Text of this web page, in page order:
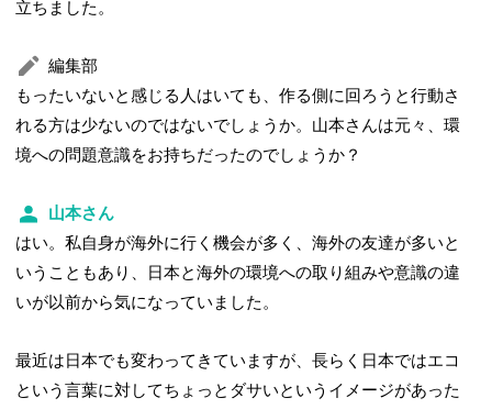
立ちました。
編集部
もったいないと感じる人はいても、作る側に回ろうと行動さ
れる方は少ないのではないでしょうか。山本さんは元々、環
境への問題意識をお持ちだったのでしょうか？
山本さん
はい。私自身が海外に行く機会が多く、海外の友達が多いと
いうこともあり、日本と海外の環境への取り組みや意識の違
いが以前から気になっていました。
最近は日本でも変わってきていますが、長らく日本ではエコ
という言葉に対してちょっとダサいというイメージがあった